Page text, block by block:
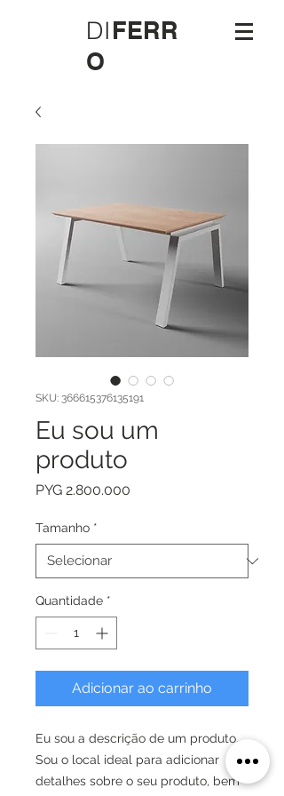
DIFERR
O
SKU: 366615376135191
Eu sou um
produto
PYG 2.800.000
Tamanho *
Quantidade *
Adicionar ao carrinho
Eu sou a descrição de um produto.
Sou o local ideal para adicionar
detalhes sobre o seu produto, bem